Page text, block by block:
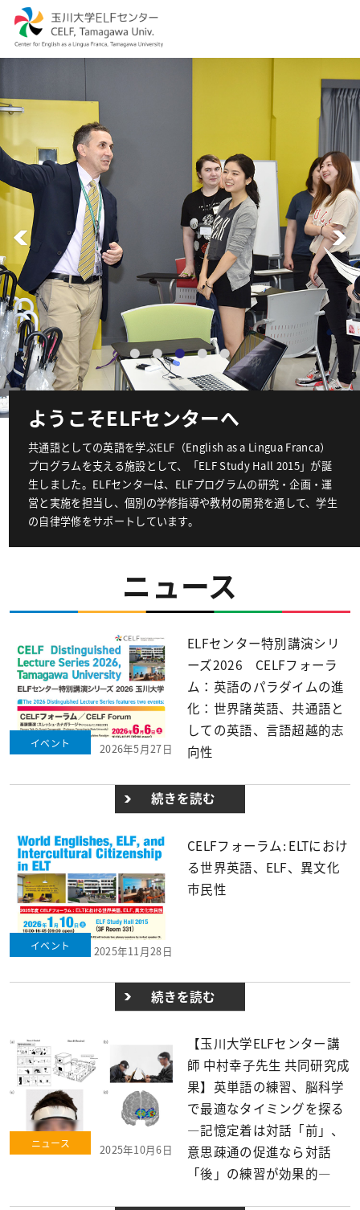
Previous
ようこそELFセンターへ
共通語としての英語を学ぶELF（English as a Lingua Franca）
プログラムを支える施設として、「ELF Study Hall 2015」が誕
生しました。ELFセンターは、ELFプログラムの研究・企画・運
営と実施を担当し、個別の学修指導や教材の開発を通して、学生
の自律学修をサポートしています。
ニュース
イベント 2026年5月27日
ELFセンター特別講演シリ
ーズ2026 CELFフォーラ
ム：英語のパラダイムの進
化：世界諸英語、共通語と
しての英語、言語超越的志
向性
続きを読む
イベント 2025年11月28日
CELFフォーラム: ELTにおけ
る世界英語、ELF、異文化
市民性
続きを読む
ニュース 2025年10月6日
【玉川大学ELFセンター講
師 中村幸子先生 共同研究成
果】英単語の練習、脳科学
で最適なタイミングを探る
―記憶定着は対話「前」、
意思疎通の促進なら対話
「後」の練習が効果的―